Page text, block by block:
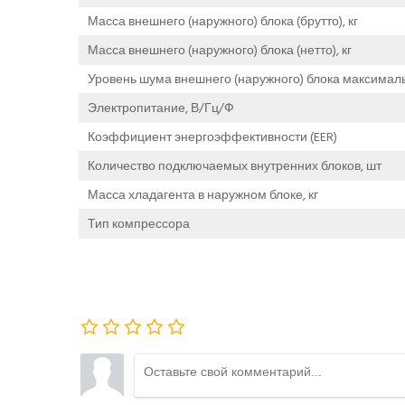
Масса внешнего (наружного) блока (брутто), кг
Масса внешнего (наружного) блока (нетто), кг
Уровень шума внешнего (наружного) блока
Электропитание, В/Гц/Ф
Коэффициент энергоэффективности (EER)
Количество подключаемых внутренних блоков, шт
Масса хладагента в наружном блоке, кг
Тип компрессора